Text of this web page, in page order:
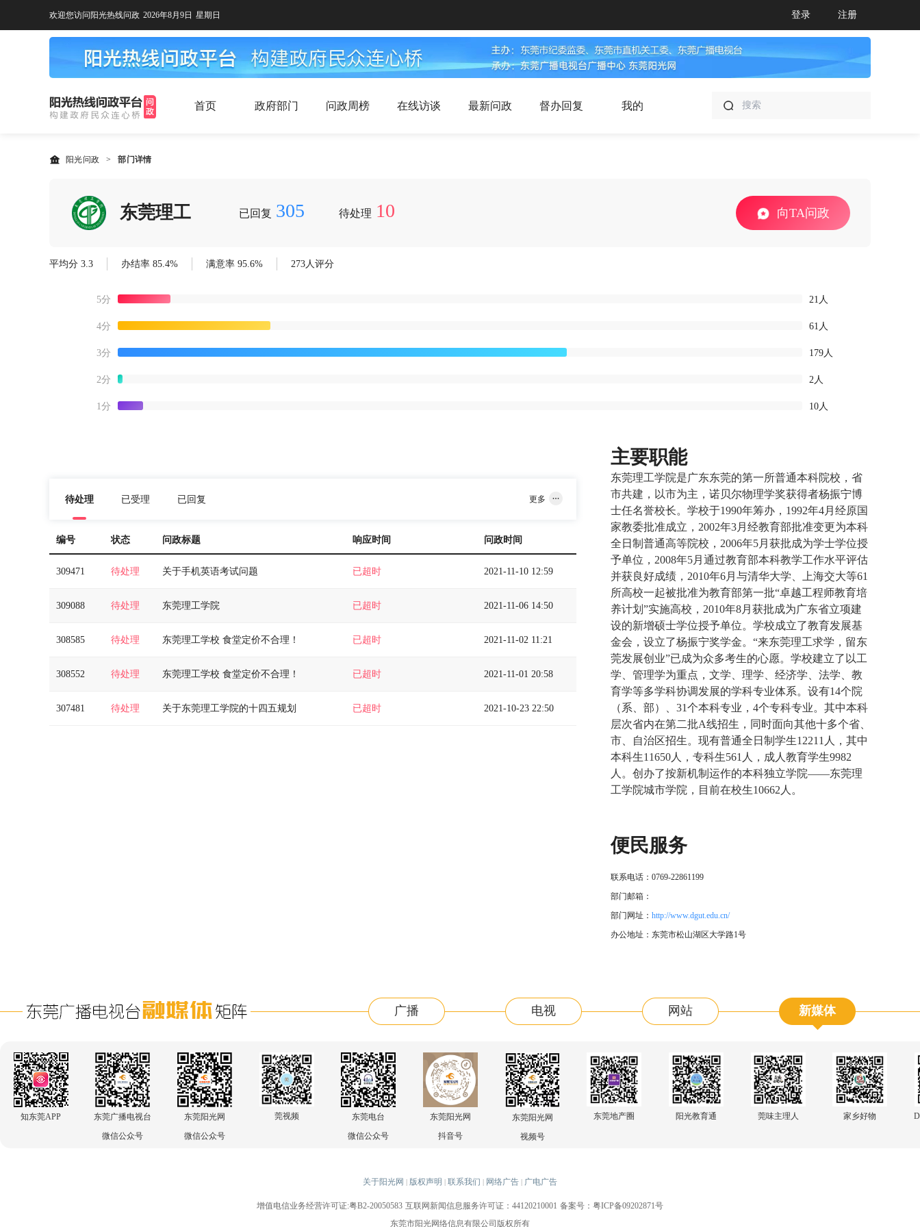
欢迎您访问阳光热线问政 2026年8月9日 星期日 登录 注册
首页 政府部门 问政周榜 在线访谈 最新问政 督办回复 我的
阳光问政 > 部门详情
东莞理工 已回复 305 待处理 10 向TA问政
平均分 3.3 办结率 85.4% 满意率 95.6% 273人评分
5分 21人
4分 61人
3分 179人
2分 2人
1分 10人
待处理 已受理 已回复 更多
编号 状态 问政标题 响应时间 问政时间
309471 待处理 关于手机英语考试问题 已超时 2021-11-10 12:59
309088 待处理 东莞理工学院 已超时 2021-11-06 14:50
308585 待处理 东莞理工学校 食堂定价不合理！ 已超时 2021-11-02 11:21
308552 待处理 东莞理工学校 食堂定价不合理！ 已超时 2021-11-01 20:58
307481 待处理 关于东莞理工学院的十四五规划 已超时 2021-10-23 22:50
主要职能
东莞理工学院是广东东莞的第一所普通本科院校，省
市共建，以市为主，诺贝尔物理学奖获得者杨振宁博
士任名誉校长。学校于1990年筹办，1992年4月经原国
家教委批准成立，2002年3月经教育部批准变更为本科
全日制普通高等院校，2006年5月获批成为学士学位授
予单位，2008年5月通过教育部本科教学工作水平评估
并获良好成绩，2010年6月与清华大学、上海交大等61
所高校一起被批准为教育部第一批“卓越工程师教育培
养计划”实施高校，2010年8月获批成为广东省立项建
设的新增硕士学位授予单位。学校成立了教育发展基
金会，设立了杨振宁奖学金。“来东莞理工求学，留东
莞发展创业”已成为众多考生的心愿。学校建立了以工
学、管理学为重点，文学、理学、经济学、法学、教
育学等多学科协调发展的学科专业体系。设有14个院
（系、部）、31个本科专业，4个专科专业。其中本科
层次省内在第二批A线招生，同时面向其他十多个省、
市、自治区招生。现有普通全日制学生12211人，其中
本科生11650人，专科生561人，成人教育学生9982
人。创办了按新机制运作的本科独立学院——东莞理
工学院城市学院，目前在校生10662人。
便民服务
联系电话：0769-22861199
部门邮箱：
部门网址： http://www.dgut.edu.cn/
办公地址：东莞市松山湖区大学路1号
广播 电视 网站 新媒体
知东莞APP
东莞广播电视台
微信公众号
东莞阳光网
微信公众号
莞视频
东莞电台
微信公众号
东莞阳光网
抖音号
东莞阳光网
视频号
东莞地产圈 阳光教育通 莞味主理人 家乡好物
关于阳光网 | 版权声明 | 联系我们 | 网络广告 | 广电广告
增值电信业务经营许可证:粤B2-20050583 互联网新闻信息服务许可证：44120210001 备案号：粤ICP备09202871号
东莞市阳光网络信息有限公司版权所有